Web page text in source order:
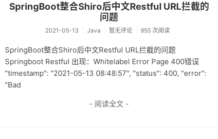
分类
默认
Java
Python
SpringBoot整合Shiro后中文Restful URL拦截的
问题
2021-05-13 Java 暂无评论 955 次阅读
SpringBoot整合Shiro后中文Restful URL拦截的问题
Springboot Restful 出现：Whitelabel Error Page 400错误
"timestamp": "2021-05-13 08:48:57", "status": 400, "error":
"Bad
- 阅读全文 -